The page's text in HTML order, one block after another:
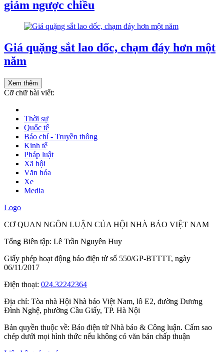
giảm ngược chiều
Giá quặng sắt lao dốc, chạm đáy hơn một
năm
Xem thêm
Cỡ chữ bài viết:
Thời sự
Quốc tế
Báo chí - Truyền thông
Kinh tế
Pháp luật
Xã hội
Văn hóa
Xe
Media
Logo
CƠ QUAN NGÔN LUẬN CỦA HỘI NHÀ BÁO VIỆT NAM
Tổng Biên tập: Lê Trần Nguyên Huy
Giấy phép hoạt động báo điện tử số 550/GP-BTTTT, ngày
06/11/2017
Điện thoại: 024.32242364
Địa chỉ: Tòa nhà Hội Nhà báo Việt Nam, lô E2, đường Dương
Đình Nghệ, phường Cầu Giấy, TP. Hà Nội
Bản quyền thuộc về: Báo điện tử Nhà báo & Công luận. Cấm sao
chép dưới mọi hình thức nếu không có văn bản chấp thuận